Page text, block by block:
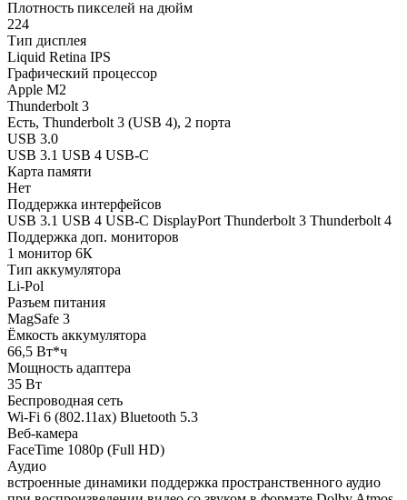
Плотность пикселей на дюйм
224
Тип дисплея
Liquid Retina IPS
Графический процессор
Apple M2
Thunderbolt 3
Есть, Thunderbolt 3 (USB 4), 2 порта
USB 3.0
USB 3.1 USB 4 USB-C
Карта памяти
Нет
Поддержка интерфейсов
USB 3.1 USB 4 USB-C DisplayPort Thunderbolt 3 Thunderbolt 4
Поддержка доп. мониторов
1 монитор 6К
Тип аккумулятора
Li-Pol
Разъем питания
MagSafe 3
Ёмкость аккумулятора
66,5 Вт*ч
Мощность адаптера
35 Вт
Беспроводная сеть
Wi-Fi 6 (802.11ax) Bluetooth 5.3
Веб-камера
FaceTime 1080p (Full HD)
Аудио
встроенные динамики поддержка пространственного аудио